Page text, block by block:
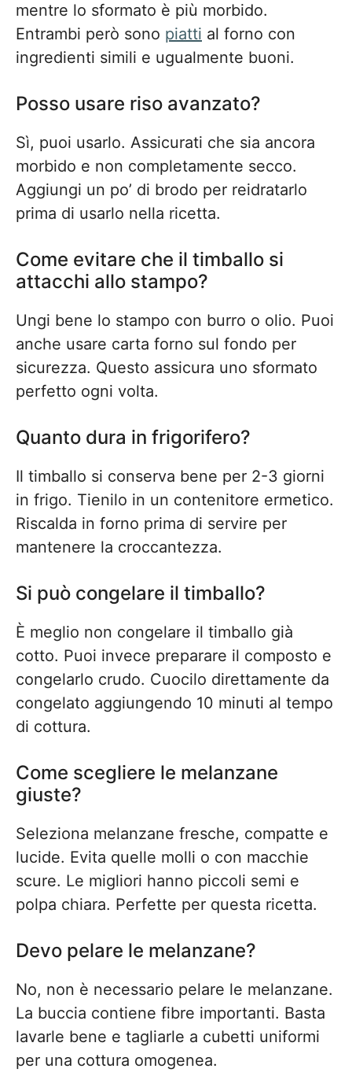
mentre lo sformato è più morbido.
Entrambi però sono piatti al forno con
ingredienti simili e ugualmente buoni.
Posso usare riso avanzato?
Sì, puoi usarlo. Assicurati che sia ancora
morbido e non completamente secco.
Aggiungi un po’ di brodo per reidratarlo
prima di usarlo nella ricetta.
Come evitare che il timballo si
attacchi allo stampo?
Ungi bene lo stampo con burro o olio. Puoi
anche usare carta forno sul fondo per
sicurezza. Questo assicura uno sformato
perfetto ogni volta.
Quanto dura in frigorifero?
Il timballo si conserva bene per 2-3 giorni
in frigo. Tienilo in un contenitore ermetico.
Riscalda in forno prima di servire per
mantenere la croccantezza.
Si può congelare il timballo?
È meglio non congelare il timballo già
cotto. Puoi invece preparare il composto e
congelarlo crudo. Cuocilo direttamente da
congelato aggiungendo 10 minuti al tempo
di cottura.
Come scegliere le melanzane
giuste?
Seleziona melanzane fresche, compatte e
lucide. Evita quelle molli o con macchie
scure. Le migliori hanno piccoli semi e
polpa chiara. Perfette per questa ricetta.
Devo pelare le melanzane?
No, non è necessario pelare le melanzane.
La buccia contiene fibre importanti. Basta
lavarle bene e tagliarle a cubetti uniformi
per una cottura omogenea.